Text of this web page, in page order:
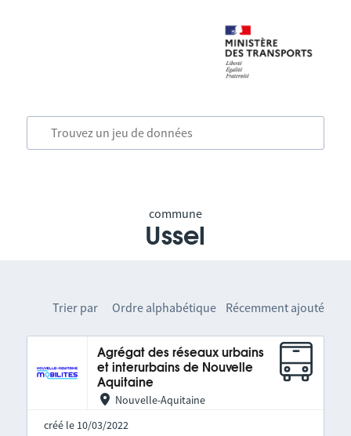
commune
Ussel
Trier par Ordre alphabétique Récemment ajouté
Agrégat des réseaux urbains
et interurbains de Nouvelle
Aquitaine
Nouvelle-Aquitaine
créé le 10/03/2022